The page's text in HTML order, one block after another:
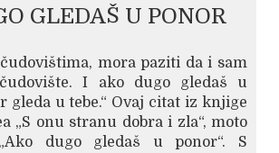
GLEDAŠ U PONOR
čudovištima, mora paziti da i sam
I ako dugo gledaš u
gleda u tebe.“ Ovaj citat iz knjige
„S onu stranu dobra i zla“, moto
dugo gledaš u ponor“. S